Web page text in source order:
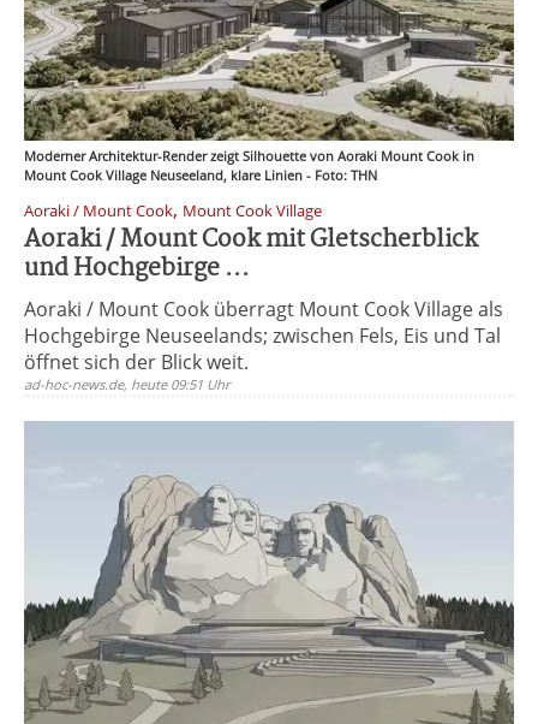
Moderner Architektur-Render zeigt Silhouette von Aoraki Mount Cook in
Mount Cook Village Neuseeland, klare Linien - Foto: THN
Aoraki / Mount Cook, Mount Cook Village
Aoraki / Mount Cook mit Gletscherblick
und Hochgebirge ...
Aoraki / Mount Cook überragt Mount Cook Village als
Hochgebirge Neuseelands; zwischen Fels, Eis und Tal
öffnet sich der Blick weit.
ad-hoc-news.de, heute 09:51 Uhr